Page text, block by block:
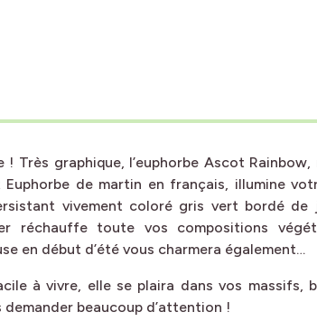
Très graphique, l’euphorbe Ascot Rainbow,
de martin en français, illumine
vivement coloré gris vert bordé de
réchauffe toute vos compositions
en début d’été vous charmera également…
à vivre, elle se plaira dans vos massifs,
beaucoup d’attention !